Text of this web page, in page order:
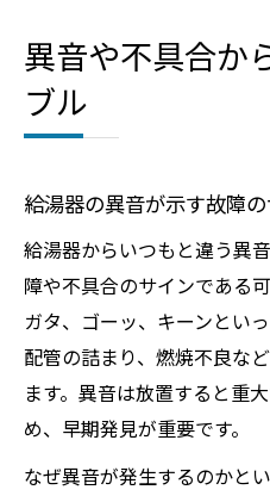
異音や不具合か
ブル
給湯器の異音が示す故障
給湯器からいつもと違う異
障や不具合のサインである
ガタ、ゴーッ、キーンとい
配管の詰まり、燃焼不良な
ます。異音は放置すると重
め、早期発見が重要です。
なぜ異音が発生するのかと